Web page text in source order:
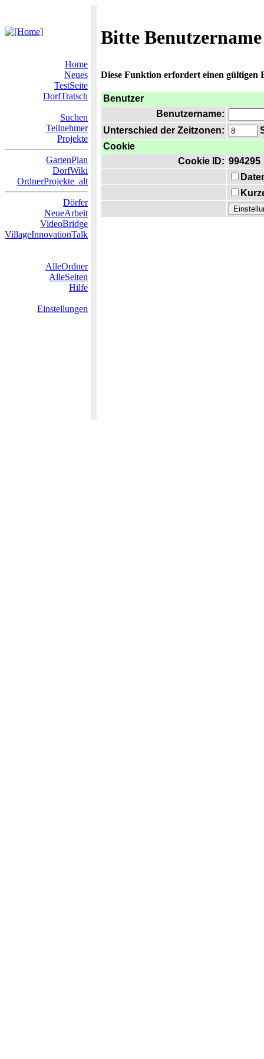
Bitte
Home
Neues
TestSeite
DorfTratsch
Suchen
Teilnehmer
Projekte
GartenPlan
DorfWiki
OrdnerProjekte_alt
Dörfer
NeueArbeit
VideoBridge
VillageInnovationTalk
AlleOrdner
AlleSeiten
Hilfe
Einstellungen
Diese Funktion erfordert einen gültigen
Benutzer
Benutzername:
Unterschied der Zeitzonen:
Cookie
Cookie ID: 994295